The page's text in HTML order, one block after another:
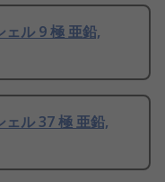
ル 9 極 亜鉛,
ル 37 極 亜鉛,